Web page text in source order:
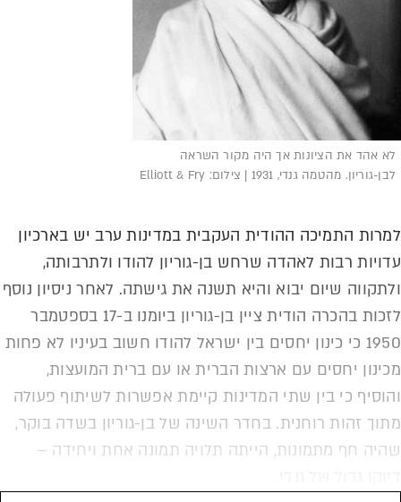
לא אהד את הציונות אך היה מקור השראה
לבן-גוריון. מהטמה גנדי, 1931 | צילום: Elliott & Fry
למרות התמיכה ההודית העקבית במדינות ערב יש בארכיון
עדויות רבות לאהדה שרחש בן-גוריון להודו ולתרבותה,
ולתקווה שיום יבוא והיא תשנה את גישתה. לאחר ניסיון נוסף
לזכות בהכרה הודית ציין בן-גוריון ביומנו ב-17 בספטמבר
1950 כי כינון יחסים בין ישראל להודו חשוב בעיניו לא פחות
מכינון יחסים עם ארצות הברית או עם ברית המועצות,
והוסיף כי בין שתי המדינות קיימת אפשרות לשיתוף פעולה
מתוך זהות רוחנית. בחדר השינה של בן-גוריון בשדה בוקר,
שהיה חף מתמונות, הייתה תלויה תמונה אחת ויחידה –